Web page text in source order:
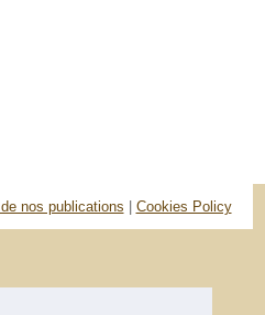
nos publications | Cookies Policy